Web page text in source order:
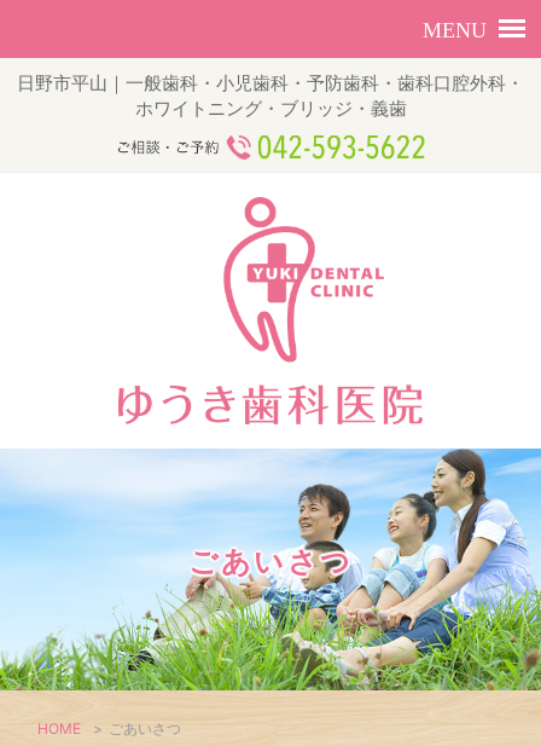
日野市平山｜一般歯科・小児歯科・予防歯科・歯科口腔外科・
ホワイトニング・ブリッジ・義歯
ごあいさつ
HOME > ごあいさつ